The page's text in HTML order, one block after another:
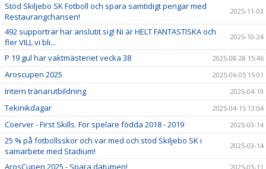
Stöd Skiljebo SK Fotboll och spara samtidigt pengar med
Restaurangchansen!
2025-11-03
492 supportrar har anslutit sig! Ni är HELT FANTASTISKA och
fler VILL vi bli...
2025-10-24
P 19 gul har vaktmästeriet vecka 38 2025-08-28 15:46
Aroscupen 2025 2025-06-05 15:01
Intern tränarutbildning 2025-04-19
Tekinikdagar 2025-04-15 13:04
Coerver - First Skills. För spelare födda 2018 - 2019 2025-03-14
25 % på fotbollsskor och var med och stöd Skiljebo SK i
samarbete med Stadium!
2025-03-14
ArosCupen 2025 - Spara datumen! 2025-03-11